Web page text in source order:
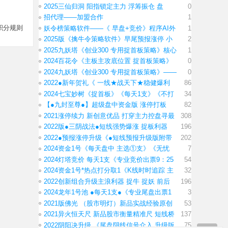
分规则
0
2025三仙归洞 阳指锁定主力 浮筹振仓 盘
1
招代理——加盟合作
1
妖令榜策略软件——《 早盘+竞价》程序AI外
2
2025版《擒牛令策略软件》早尾预报涨停 小
1
2025九妖塔《创业300 专用捉首板策略》核心
0
2024百花令《主板主攻底位置 捉首板策略》
0
2024九妖塔《创业300 专用捉首板策略》——
86
2022●新年贺礼《 一线★战天下★稳健爆利
34
2024七宝妙树《捉首板》《每天1支》《不打
82
【●九封至尊●】超级盘中资金版 涨停打板
308
2021涨停续力 新创意优品 打穿主力控盘寻最
196
2022版●三阴战法●短线强势爆涨 捉板利器
202
2022●预报涨停升级《●短线预报升级版附带
7
2024资金1号《每天盘中 主选①支》《无忧
54
2024灯塔竞价 每天1支《专业竞价出票9：25
32
2024资金1号*热点打分取1《K线时时追踪 主
196
2022创新组合升级主浪利器 捉牛 捉妖 前后
3
2024龙年1号池 ●每天1支●《专业尾盘出票1
53
2021版佛光 （股市明灯）新品实战经验原创
137
2021异火恒天尺 新品股市衡量精准尺 短线桥
75
2022阴阳决升级 《尾盘阴线信号介入 升级版